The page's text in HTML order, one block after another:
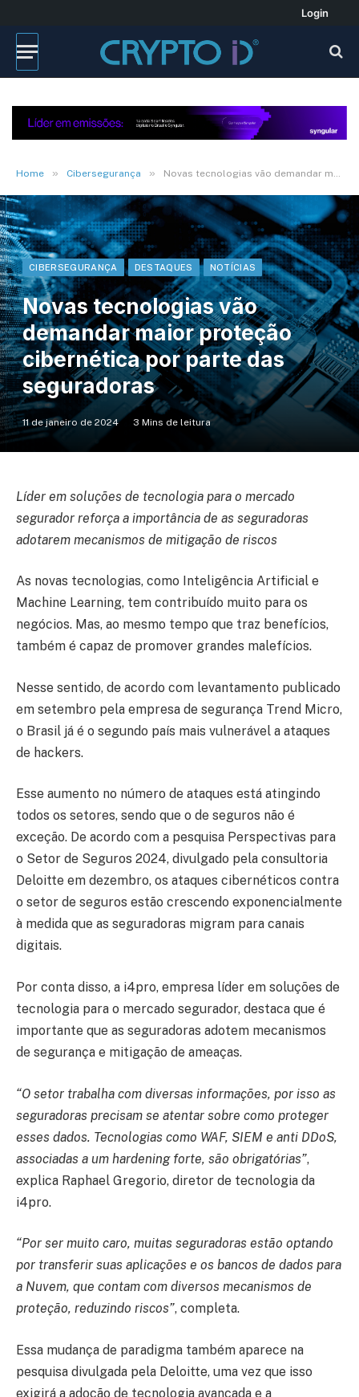
Login
Home » Cibersegurança » Novas tecnologias vão demandar maior proteção cibernética por parte das seguradoras
CIBERSEGURANÇA DESTAQUES NOTÍCIAS
Novas tecnologias vão
demandar maior proteção
cibernética por parte das
seguradoras
11 de janeiro de 2024 3 Mins de leitura
Líder em soluções de tecnologia para o mercado
segurador reforça a importância de as seguradoras
adotarem mecanismos de mitigação de riscos
As novas tecnologias, como Inteligência Artificial e
Machine Learning, tem contribuído muito para os
negócios. Mas, ao mesmo tempo que traz benefícios,
também é capaz de promover grandes malefícios.
Nesse sentido, de acordo com levantamento publicado
em setembro pela empresa de segurança Trend Micro,
o Brasil já é o segundo país mais vulnerável a ataques
de hackers.
Esse aumento no número de ataques está atingindo
todos os setores, sendo que o de seguros não é
exceção. De acordo com a pesquisa Perspectivas para
o Setor de Seguros 2024, divulgado pela consultoria
Deloitte em dezembro, os ataques cibernéticos contra
o setor de seguros estão crescendo exponencialmente
à medida que as seguradoras migram para canais
digitais.
Por conta disso, a i4pro, empresa líder em soluções de
tecnologia para o mercado segurador, destaca que é
importante que as seguradoras adotem mecanismos
de segurança e mitigação de ameaças.
“O setor trabalha com diversas informações, por isso as
seguradoras precisam se atentar sobre como proteger
esses dados. Tecnologias como WAF, SIEM e anti DDoS,
associadas a um hardening forte, são obrigatórias”,
explica Raphael Gregorio, diretor de tecnologia da
i4pro.
“Por ser muito caro, muitas seguradoras estão optando
por transferir suas aplicações e os bancos de dados para
a Nuvem, que contam com diversos mecanismos de
proteção, reduzindo riscos”, completa.
Essa mudança de paradigma também aparece na
pesquisa divulgada pela Deloitte, uma vez que isso
exigirá a adoção de tecnologia avançada e a